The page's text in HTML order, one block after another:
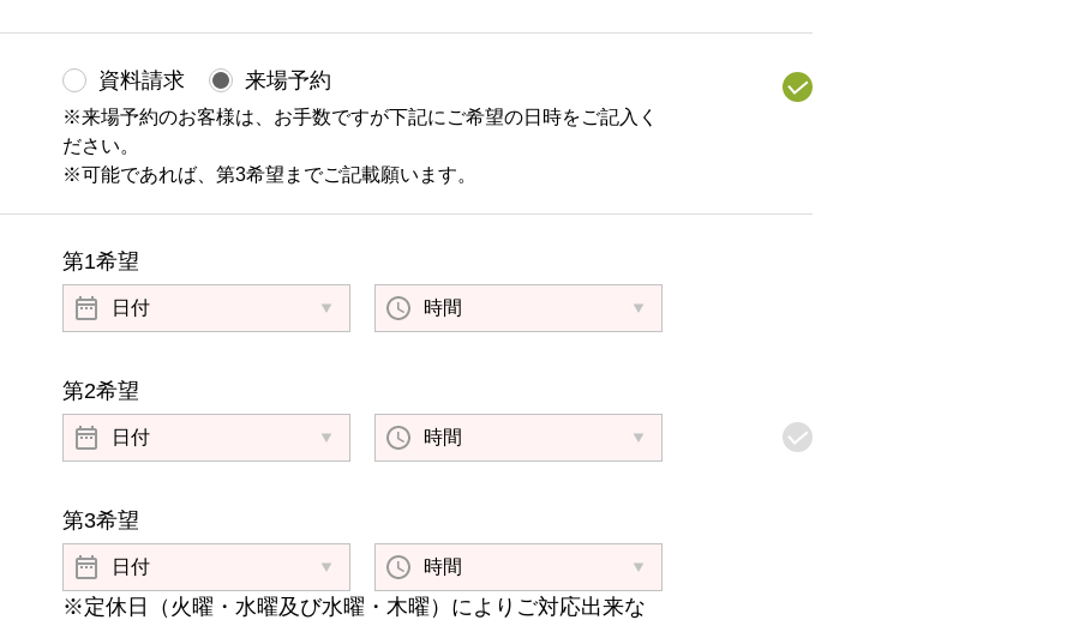
資料請求 来場予約
※来場予約のお客様は、お手数ですが下記にご希望の日時をご記入く
ださい。
※可能であれば、第3希望までご記載願います。
第1希望
第2希望
第3希望
※定休日（火曜・水曜及び水曜・木曜）によりご対応出来な